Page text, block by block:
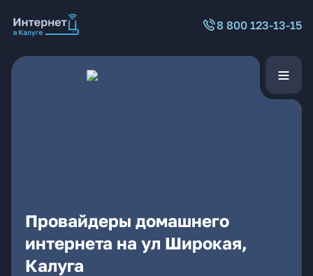
8 800 123-13-15
Провайдеры домашнего
интернета на ул Широкая,
Калуга